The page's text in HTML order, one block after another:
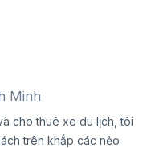
Minh
cho thuê xe du lịch, tôi
trên khắp các nẻo